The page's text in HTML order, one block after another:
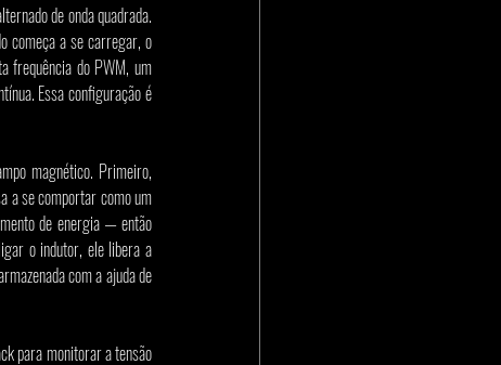
de onda quadrada.
começa a se carregar, o
frequência do PWM, um
Essa configuração é
magnético. Primeiro,
a se comportar como um
de energia — então
o indutor, ele libera a
com a ajuda de
para monitorar a tensão